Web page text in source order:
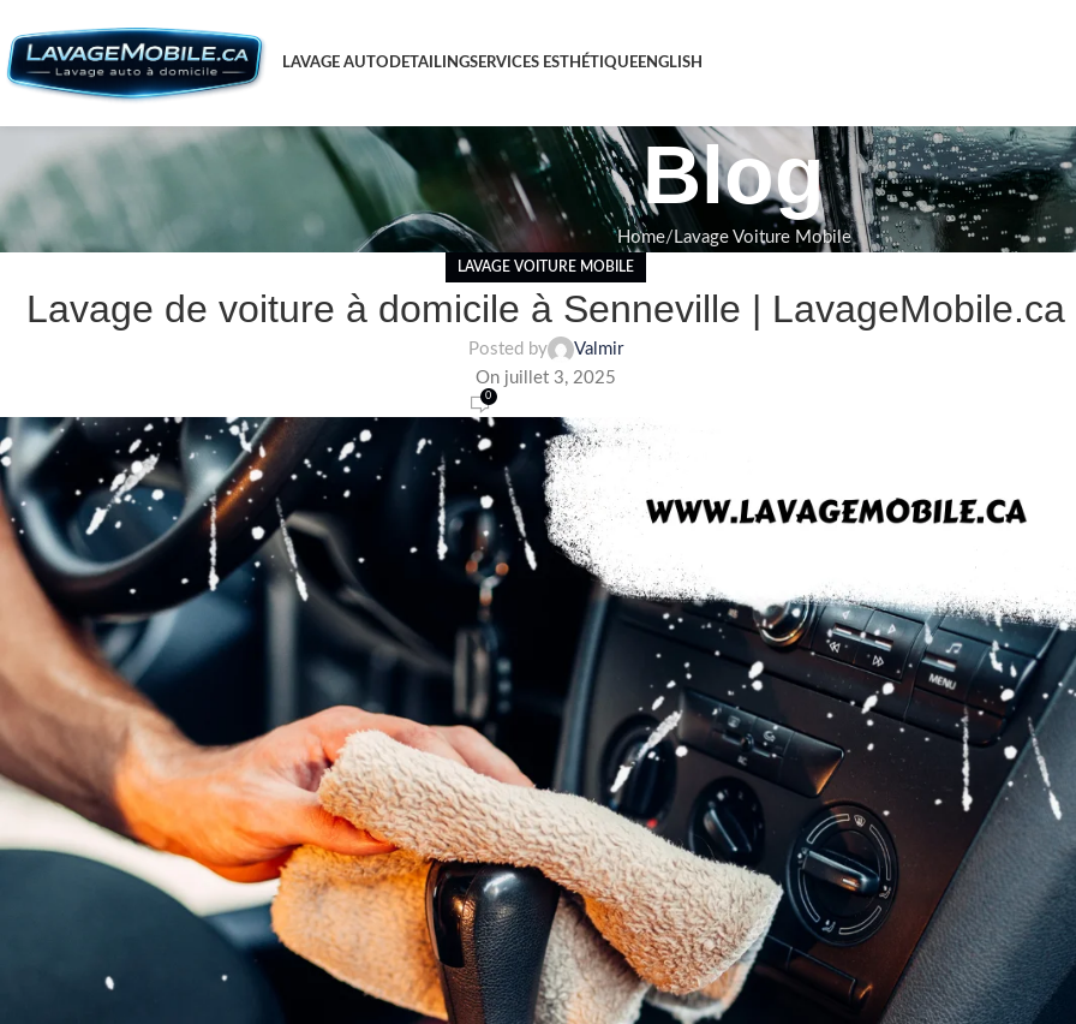
LAVAGE AUTO DETAILINGSERVICES ESTHÉTIQUEENGLISH
Blog
Home Lavage Voiture Mobile
LAVAGE VOITURE MOBILE
Lavage de voiture à domicile à Senneville | LavageMobile.ca
Posted by
Valmir
On juillet 3, 2025
0